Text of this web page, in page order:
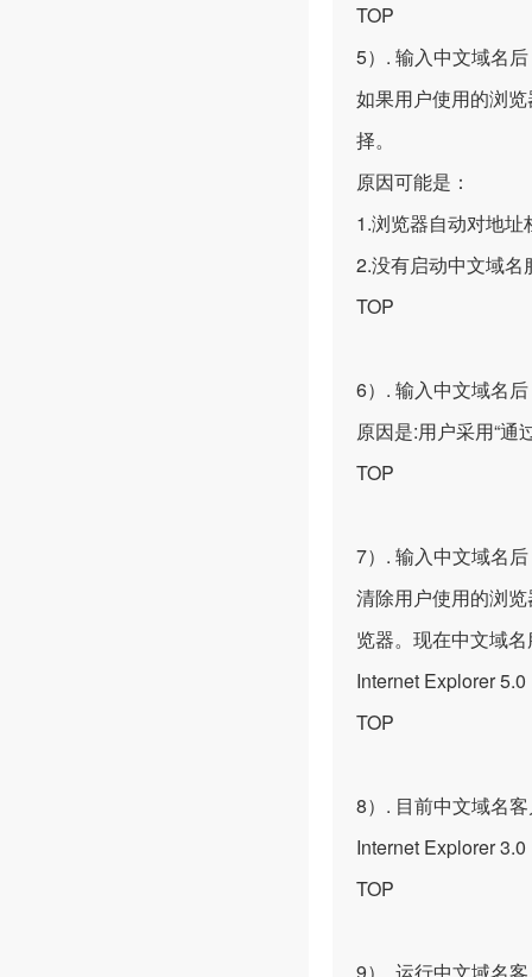
TOP
5）. 输入中文域名
如果用户使用的浏览
择。
原因可能是：
1.浏览器自动对地
2.没有启动中文域名
TOP
6）. 输入中文域名
原因是:用户采用“通
TOP
7）. 输入中文域名
清除用户使用的浏
览器。现在中文域
Internet Explorer
TOP
8）. 目前中文域名
Internet Explorer
TOP